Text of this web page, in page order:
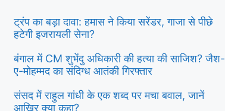
ट्रंप का बड़ा दावा: हमास ने किया सरेंडर, गाजा से पीछे
हटेगी इजरायली सेना?
बंगाल में CM शुभेंदु अधिकारी की हत्या की साजिश? जैश-
ए-मोहम्मद का संदिग्ध आतंकी गिरफ्तार
संसद में राहुल गांधी के एक शब्द पर मचा बवाल, जानें
आखिर क्या कहा?